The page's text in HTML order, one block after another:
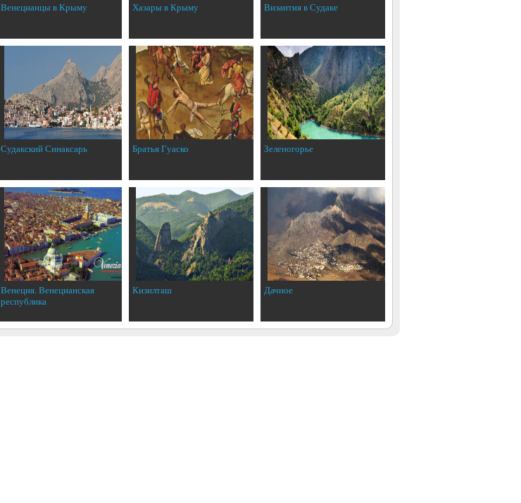
Венецианцы в Крыму Хазары в Крыму Византия в Судаке
Судакский Синаксарь Братья Гуаско Зеленогорье
Венеция. Венецианская
республика
Кизилташ Дачное